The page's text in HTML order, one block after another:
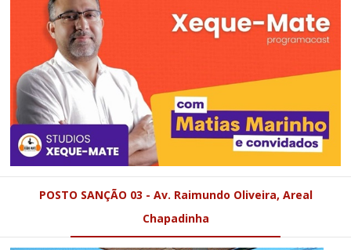
POSTO SANÇÃO 03 - Av. Raimundo Oliveira, Areal
Chapadinha